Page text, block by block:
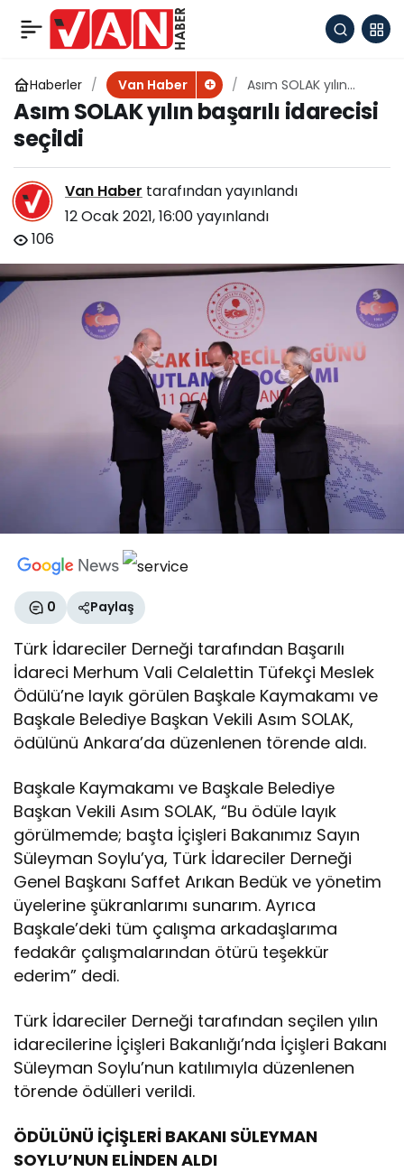
Haberler Van Haber
Asım SOLAK yılın
başarılı idarecisi
seçildi
Asım SOLAK yılın başarılı idarecisi
seçildi
Van Haber tarafından yayınlandı
12 Ocak 2021, 16:00yayınlandı
106
0 Paylaş
Türk İdareciler Derneği tarafından Başarılı
İdareci Merhum Vali Celalettin Tüfekçi Meslek
Ödülü’ne layık görülen Başkale Kaymakamı ve
Başkale Belediye Başkan Vekili Asım SOLAK,
ödülünü Ankara’da düzenlenen törende aldı.
Başkale Kaymakamı ve Başkale Belediye
Başkan Vekili Asım SOLAK, “Bu ödüle layık
görülmemde; başta İçişleri Bakanımız Sayın
Süleyman Soylu’ya, Türk İdareciler Derneği
Genel Başkanı Saffet Arıkan Bedük ve yönetim
üyelerine şükranlarımı sunarım. Ayrıca
Başkale’deki tüm çalışma arkadaşlarıma
fedakâr çalışmalarından ötürü teşekkür
ederim” dedi.
Türk İdareciler Derneği tarafından seçilen yılın
idarecilerine İçişleri Bakanlığı’nda İçişleri Bakanı
Süleyman Soylu’nun katılımıyla düzenlenen
törende ödülleri verildi.
ÖDÜLÜNÜ İÇİŞLERİ BAKANI SÜLEYMAN
SOYLU’NUN ELİNDEN ALDI
Kaymakamı Asım
SOLAK’tan Güleçler
Mahallesi’ne ziyaret
Paylaş